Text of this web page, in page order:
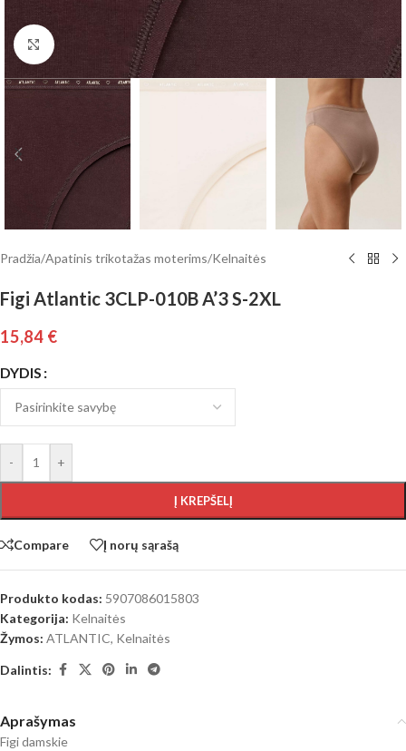
Click to enlarge
Pradžia/Apatinis trikotažas moterims/Kelnaitės
Figi Atlantic 3CLP-010B A’3 S-2XL
15,84 €
DYDIS
- +
Į KREPŠELĮ
Compare Į norų sąrašą
Produkto kodas: 5907086015803
Kategorija: Kelnaitės
Žymos: ATLANTIC, Kelnaitės
Dalintis:
Aprašymas
Figi damskie